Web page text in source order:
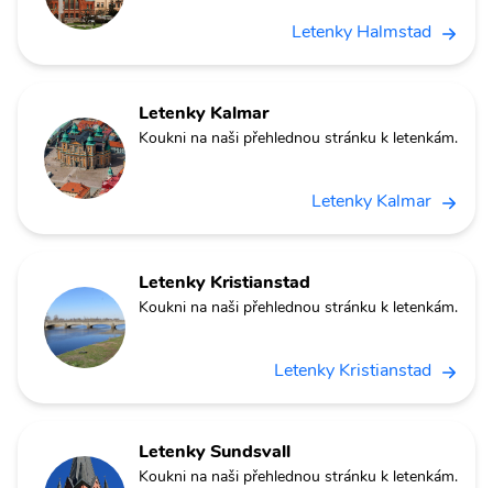
Letenky Halmstad
Letenky Kalmar
Koukni na naši přehlednou stránku k letenkám.
Letenky Kalmar
Letenky Kristianstad
Koukni na naši přehlednou stránku k letenkám.
Letenky Kristianstad
Letenky Sundsvall
Koukni na naši přehlednou stránku k letenkám.